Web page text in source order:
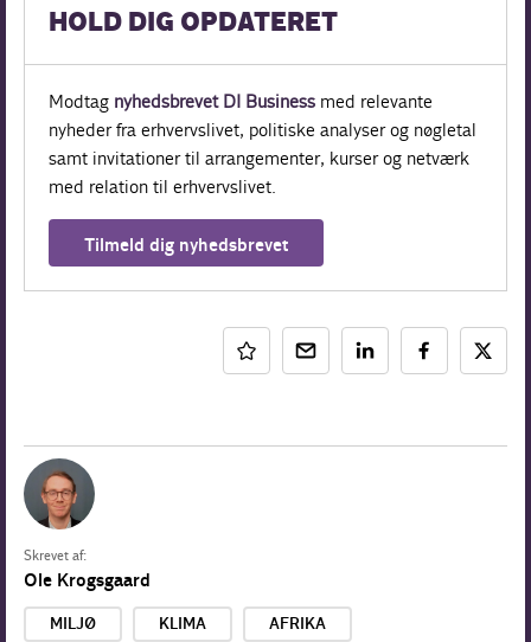
HOLD DIG OPDATERET
Modtag nyhedsbrevet DI Business med relevante
nyheder fra erhvervslivet, politiske analyser og nøgletal
samt invitationer til arrangementer, kurser og netværk
med relation til erhvervslivet.
Tilmeld dig nyhedsbrevet
Skrevet af:
Ole Krogsgaard
MILJØ KLIMA AFRIKA